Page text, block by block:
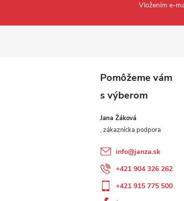
Vložením e-
Jana Žáková
info@janza.sk
+421 904 326 262
+421 915 775 500